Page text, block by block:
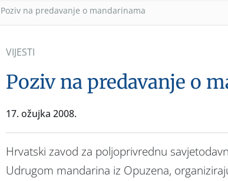
Poziv na predavanje o mandarinama
VIJESTI
Poziv na predavanje o
17. ožujka 2008.
Hrvatski zavod za poljoprivrednu
Udrugom mandarina iz Opuzena,